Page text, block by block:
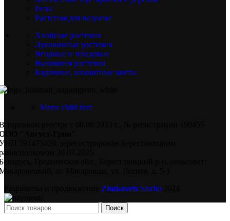
Розы
Растения для водоема
Хвойные растения
Луковичные растения
Ягодные и плодовые
Вьющиеся растения
Кадочные, комнатные цветы
Menu child item
торговом реестре с 08.08.2023 г., № регистрации 190455
"Август-Грин"
591475428, зарегистрирован Берестовицким
30.07.2025
Гродненская обл., Берестовицкий р-н, сельсовет:
аг. Макаровцы, ул. Лесная, д. 5-1
Zhukovets Studio
Поиск